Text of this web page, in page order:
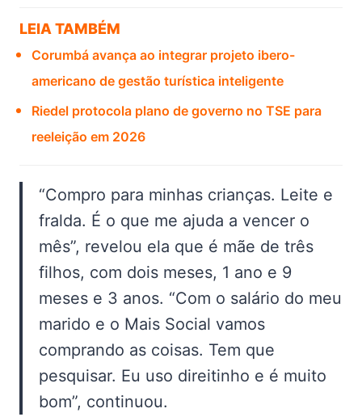
LEIA TAMBÉM
Corumbá avança ao integrar projeto ibero-
americano de gestão turística inteligente
Riedel protocola plano de governo no TSE para
reeleição em 2026
“Compro para minhas crianças. Leite e
fralda. É o que me ajuda a vencer o
mês”, revelou ela que é mãe de três
filhos, com dois meses, 1 ano e 9
meses e 3 anos. “Com o salário do meu
marido e o Mais Social vamos
comprando as coisas. Tem que
pesquisar. Eu uso direitinho e é muito
bom”, continuou.